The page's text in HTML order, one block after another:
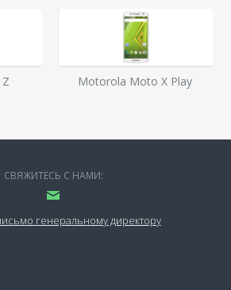
Motorola Moto X Play
СВЯЖИТЕСЬ С НАМИ:
генеральному директору